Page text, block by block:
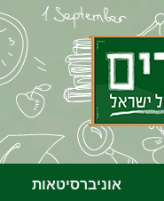
אוניברסיטאות